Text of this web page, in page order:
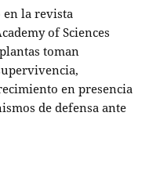
la revista
of Sciences
toman
en presencia
de defensa ante
identifica proteína